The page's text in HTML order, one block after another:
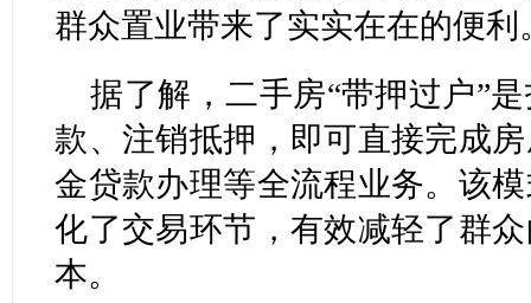
群众置业带来了实实在在的便利
据了解，二手房“带押过户”
款、注销抵押，即可直接完成
金贷款办理等全流程业务。该
化了交易环节，有效减轻了群
本。